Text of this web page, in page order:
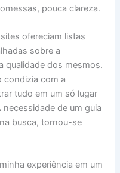
pouca clareza.
ofereciam listas
sobre a
qualidade dos mesmos.
condizia com a
tudo em um só lugar
de um guia
busca, tornou-se
experiência em um